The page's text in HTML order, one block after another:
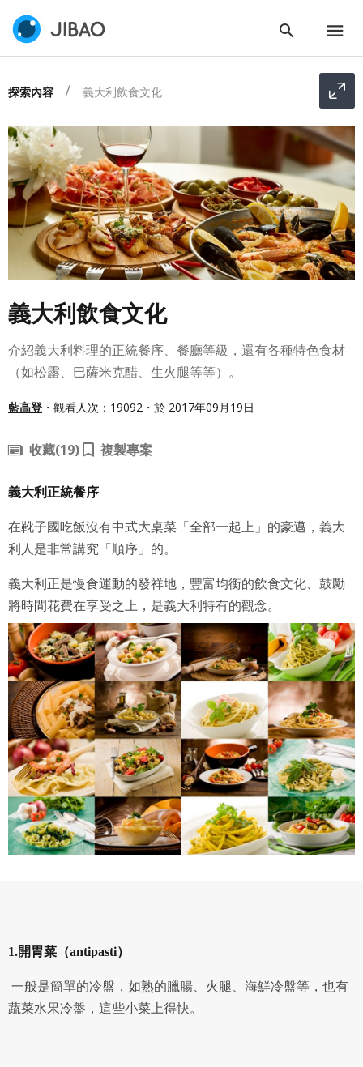
探索內容 義大利飲食文化
義大利飲食文化
介紹義大利料理的正統餐序、餐廳等級，還有各種特色食材
（如松露、巴薩米克醋、生火腿等等）。
藍高登 ・觀看人次：19092・於 2017年09月19日
收藏(19) 複製專案
義大利正統餐序
在靴子國吃飯沒有中式大桌菜「全部一起上」的豪邁，義大
利人是非常講究「順序」的。
義大利正是慢食運動的發祥地，豐富均衡的飲食文化、鼓勵
將時間花費在享受之上， 是義大利特有的觀念。
1.開胃菜（antipasti）
一般是簡單的冷盤，如熟的臘腸、火腿、海鮮冷盤等，也有
蔬菜水果冷盤，這些小菜上得快。